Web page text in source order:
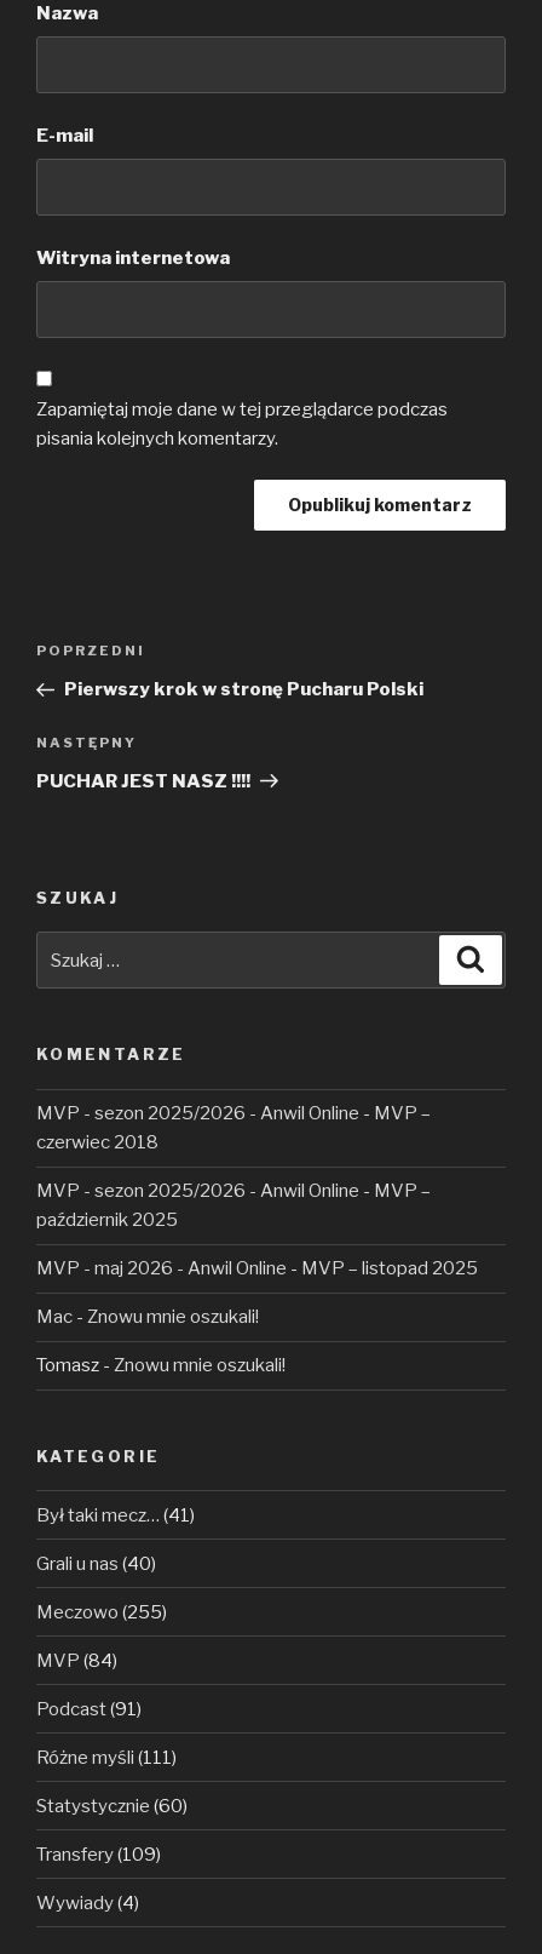
Nazwa
E-mail
Witryna internetowa
Zapamiętaj moje dane w tej przeglądarce podczas
pisania kolejnych komentarzy.
Poprzedni
wpis
POPRZEDNI
Pierwszy krok w stronę Pucharu Polski
Następny
wpis
NASTĘPNY
PUCHAR JEST NASZ !!!!
SZUKAJ
KOMENTARZE
MVP - sezon 2025/2026 - Anwil Online - MVP –
czerwiec 2018
MVP - sezon 2025/2026 - Anwil Online - MVP –
październik 2025
MVP - maj 2026 - Anwil Online - MVP – listopad 2025
Mac - Znowu mnie oszukali!
Tomasz - Znowu mnie oszukali!
KATEGORIE
Był taki mecz… (41)
Grali u nas (40)
Meczowo (255)
MVP (84)
Podcast(91)
Różne myśli (111)
Statystycznie (60)
Transfery(109)
Wywiady(4)